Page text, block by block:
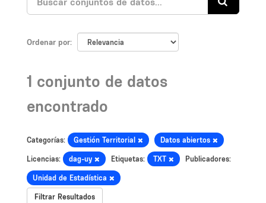
Ordenar por
1 conjunto de datos
encontrado
Categorías: Gestión Territorial Datos abiertos
Licencias: dag-uy Etiquetas: TXT Publicadores:
Unidad de Estadística
Filtrar Resultados